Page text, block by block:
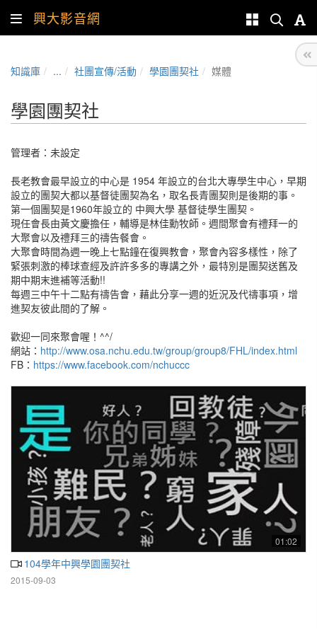
興大影音網
知識庫 ... 社團宣傳/活動 學園團契社 媒體
學園團契社
管理者：未設定
長老教會最早設立的中心是 1954 年設立的台北大專學生中心，早期
設立的團契大都以基督徒團契為名，取名長青團契則是後期的事。
第一個團契是1960年設立的 中興大學 基督徒學生團契。
現任會長由黃文慶擔任，輔導是林佳勳牧師。週間聚會有禮拜一的
大聚會以及禮拜三的禱告餐會。
大聚會時間為週一晚上七點鐘在復興教會，聚會內容多樣性，除了
緊張刺激的棒球查經及許許多多的專講之外，最特別是團契送舊及
期中期末進補等活動!!
每週三中午十二點有禱告會，藉此分享一週的近況及代禱事項，增
進契友彼此間的了解。
歡迎一同來聚會喔！^^/
網站： http://www.osa.nchu.edu.tw/group/group8/FHL/index.html
FB： https://www.facebook.com/nchuccc
01:02
104學年中興學園團契社
2015-09-03